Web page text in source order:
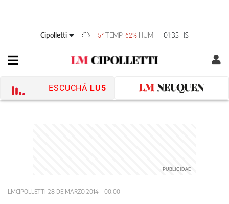
Cipolletti 5°TEMP 62% HUM 01:35 HS
ESCUCHÁ LU5
LMCIPOLLETTI 28 DE MARZO 2014 - 00:00